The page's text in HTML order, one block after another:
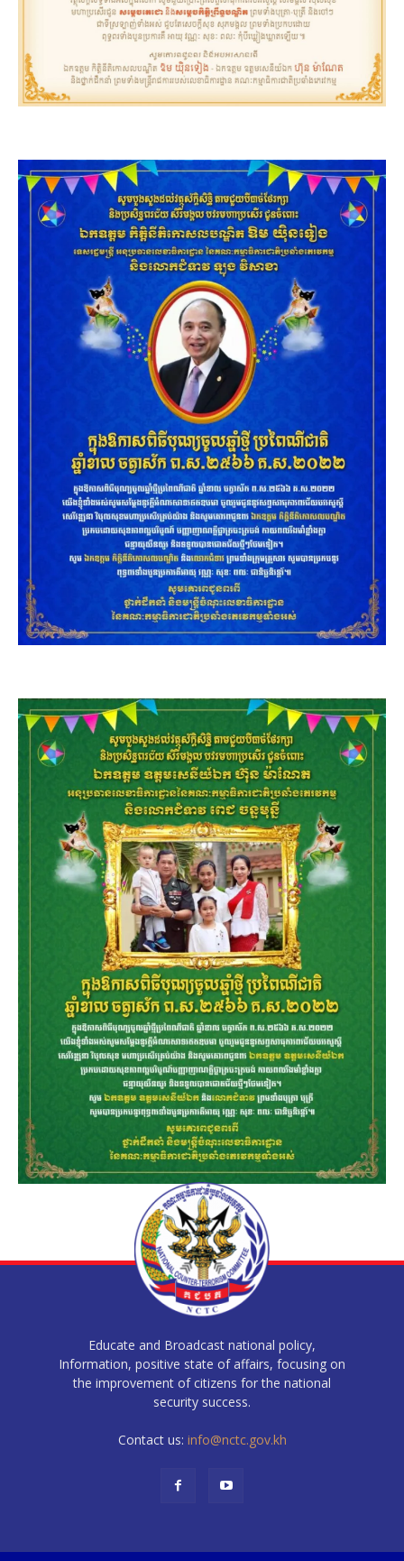
Educate and Broadcast national policy,
Information, positive state of affairs, focusing on
the improvement of citizens for the national
security success.
Contact us: info@nctc.gov.kh